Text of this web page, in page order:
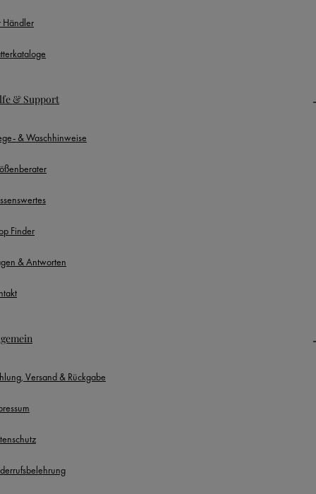
Händler
& Support
& Waschhinweise
Finder
& Antworten
Versand & Rückgabe